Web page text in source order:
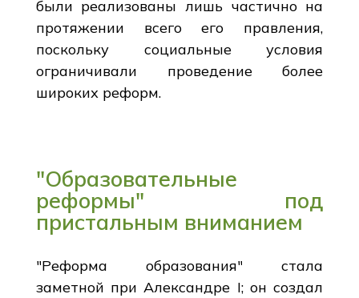
были реализованы лишь частично на
протяжении всего его правления,
поскольку социальные условия
ограничивали проведение более
широких реформ.
"Образовательные
реформы" под
пристальным вниманием
"Реформа образования" стала
заметной при Александре I; он создал